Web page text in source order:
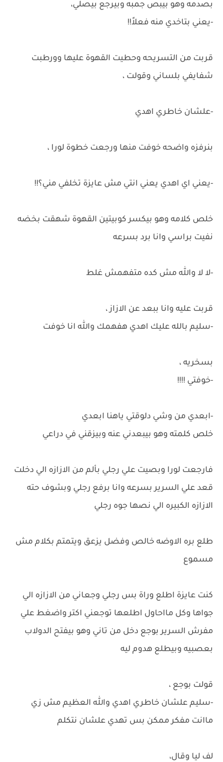
بصدمه وهو بيبص جمبه وبيرجع بيصلي،
-يعني بتاخدي منه فعلاً!!
قربت من التسريحه وحطيت القهوة عليها وورطبت
شفايفي بلساني وقولت ،
-علشان خاطري اهدي
بنرفزه واضحه خوفت منها ورجعت خطوة لورا ،
-يعني اي اهدي يعني انتي مش عايزة تخلفي مني؟!!
خلص كلامه وهو بيكسر كوبيتين القهوة شهقت بخضه
نفيت براسي وانا برد بسرعه
-لا لا والله مش كده متفهمش غلط
قربت عليه وانا ببعد عن الازاز ،
-سليم بالله عليك اهدي هفهمك والله انا خوفت
بسخريه ،
-خوفتي !!!!
-ابعدي من وشي دلوقتي ياهنا ابعدي
خلص كلمته وهو بيبعدني عنه وبيزقني في دراعي
فارجعت لورا وبصيت علي رجلي بألم من الازازه الي دخلت
قعد علي السرير بسرعه وانا برفع رجلي وبشوف حته
الازازه الكبيره الي نصها جوه رجلي
طلع بره الاوضه خالص وفضل يزعق ويتمتم بكلام مش
مسموع
كنت عايزة اطلع وراة بس رجلي وجعاني من الازازه الي
جواها وكل مااحاول اطلعها توجعني اكتر واضغط علي
مفرش السرير بوجع دخل من تاني وهو بيفتح الدولاب
بعصبيه وبيطلع هدوم ليه
قولت بوجع ،
-سليم علشان خاطري اهدي والله العظيم مش زي
ماانت مفكر ممكن بس تهدي علشان نتكلم
لف ليا وقال،